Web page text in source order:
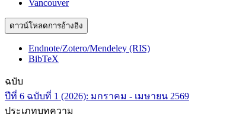
Vancouver
ดาวน์โหลดการอ้างอิง
Endnote/Zotero/Mendeley (RIS)
BibTeX
ฉบับ
ปีที่ 6 ฉบับที่ 1 (2026): มกราคม - เมษายน 2569
ประเภทบทความ